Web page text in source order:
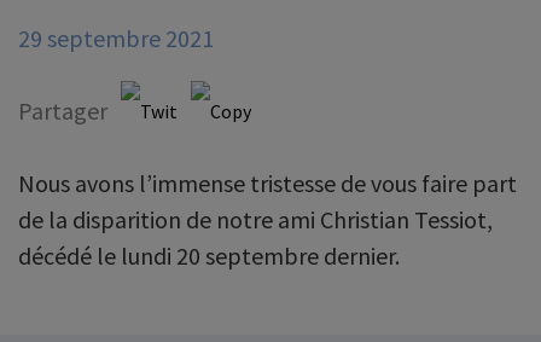
29 septembre 2021
Partager
Nous avons l’immense tristesse de vous faire part
de la disparition de notre ami Christian Tessiot,
décédé le lundi 20 septembre dernier.